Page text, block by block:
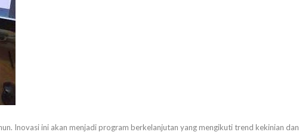
Inovasi ini akan menjadi program berkelanjutan yang mengikuti trend kekinian dan